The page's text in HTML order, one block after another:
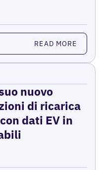
READ MORE
nuovo
di ricarica
dati EV in